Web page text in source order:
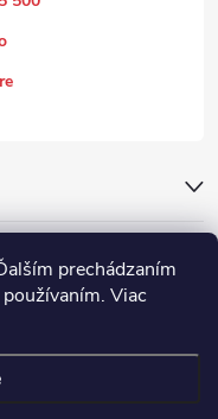
prechádzaním
Viac